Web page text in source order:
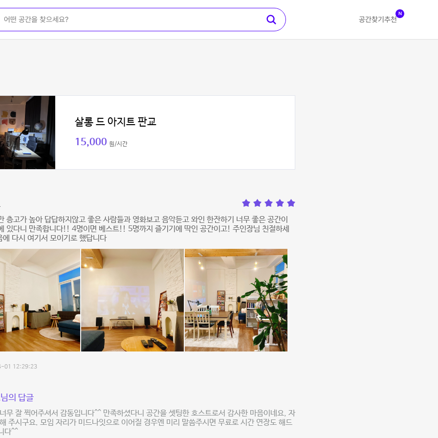
공간찾기 추천
N
살롱 드 아지트 판교
15,000 원/시간
층고가 높아 답답하지않고 좋은 사람들과 영화보고 음악듣고 와인 한잔하기 너무 좋은 공간이
있다니 만족합니다!! 4명이면 베스트!! 5명까지 즐기기에 딱인 공간이고! 주인장님 친절하세
다시 여기서 모이기로 했답니다
01 12:29:23
의 답글
무 잘 찍어주셔서 감동입니다^^ 만족하셨다니 공간을 셋팅한 호스트로서 감사한 마음이네요, 자
주시구요. 모임 자리가 미드나잇으로 이어질 경우엔 미리 말씀주시면 무료로 시간 연장도 해드
다^^